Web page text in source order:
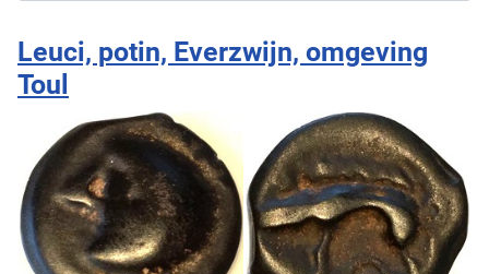
Leuci, potin, Everzwijn, omgeving
Toul